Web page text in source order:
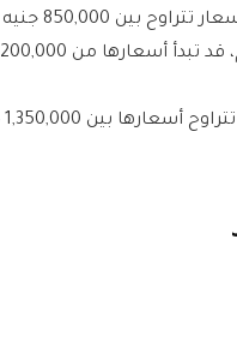
و1,000,000 جنيه مصري.